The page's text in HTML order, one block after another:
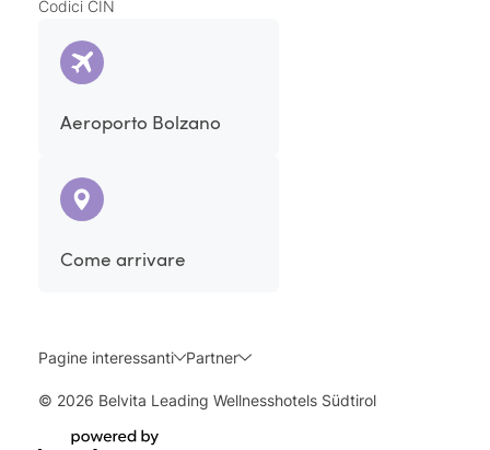
Codici CIN
Aeroporto Bolzano
Come arrivare
Pagine interessanti Partner
© 2026 Belvita Leading Wellnesshotels Südtirol